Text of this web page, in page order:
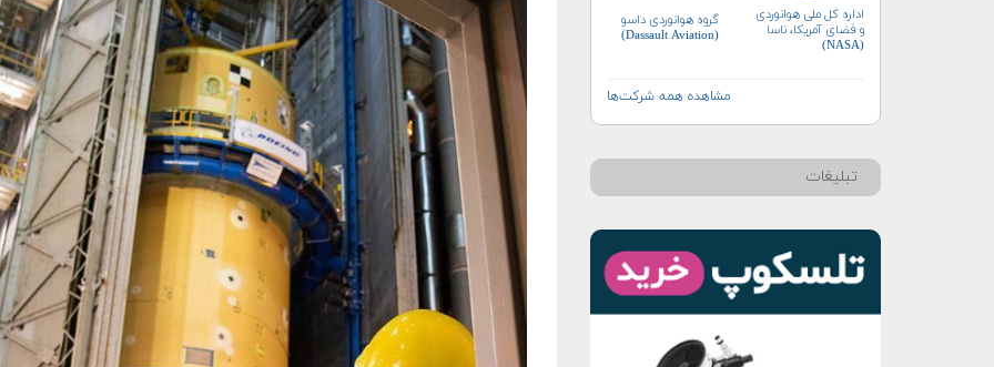
اداره کل ملی هوانوردی
و فضای آمریکا، ناسا
(NASA)
گروه هوانوردی داسو
(Dassault Aviation)
مشاهده همه شرکت‌ها
تبلیغات